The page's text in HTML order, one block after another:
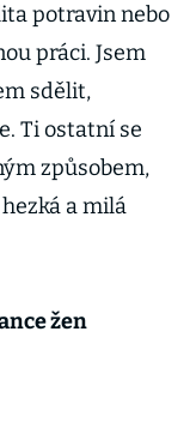
potravin nebo
práci. Jsem
sdělit,
Ti ostatní se
způsobem,
a milá
žen